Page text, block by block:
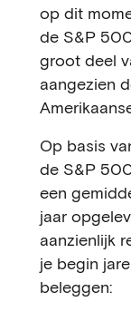
op dit
de S&P
groot deel
aangezien
Op basis
de S&P
een
jaar
aanzienlijk
je begin
beleggen: